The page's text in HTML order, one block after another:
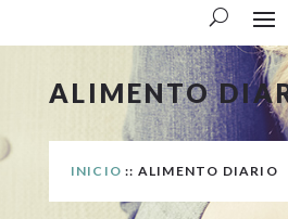
ALIMENTO
INICIO :: ALIMENTO DIARIO